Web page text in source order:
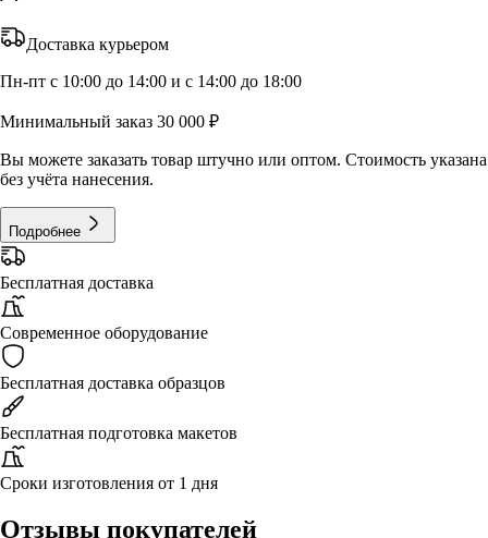
Доставка курьером
Пн-пт с 10:00 до 14:00 и с 14:00 до 18:00
Минимальный заказ 30 000 ₽
Вы можете заказать товар штучно или оптом. Стоимость указана
без учёта нанесения.
Подробнее
Бесплатная доставка
Современное оборудование
Бесплатная доставка образцов
Бесплатная подготовка макетов
Сроки изготовления от 1 дня
Отзывы покупателей